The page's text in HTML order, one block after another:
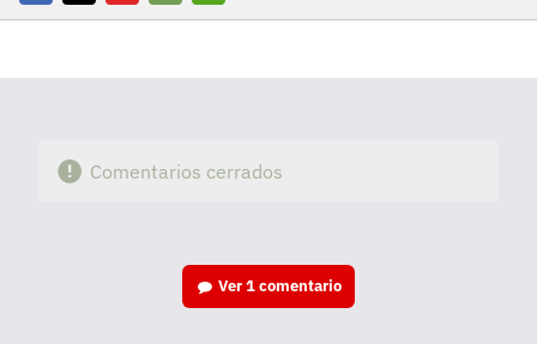
FacebookTwitterFlipboard
E-
Whatsapp
Comentarios cerrados
Ver1 comentario